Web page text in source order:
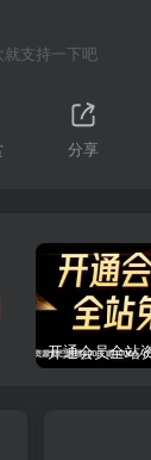
就支持一下吧
分享